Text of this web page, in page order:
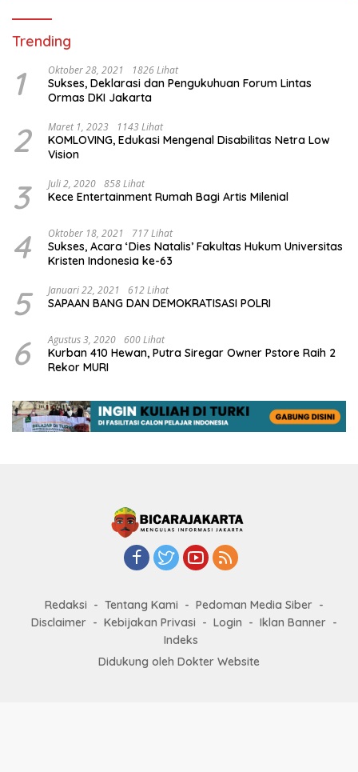
Trending
1 Oktober 28, 2021 1826 Lihat
Sukses, Deklarasi dan Pengukuhuan Forum Lintas
Ormas DKI Jakarta
2 Maret 1, 2023 1143 Lihat
KOMLOVING, Edukasi Mengenal Disabilitas Netra Low
Vision
3 Juli 2, 2020 858 Lihat
Kece Entertainment Rumah Bagi Artis Milenial
4 Oktober 18, 2021 717 Lihat
Sukses, Acara ‘Dies Natalis’ Fakultas Hukum Universitas
Kristen Indonesia ke-63
5 Januari 22, 2021 612 Lihat
SAPAAN BANG DAN DEMOKRATISASI POLRI
6 Agustus 3, 2020 600 Lihat
Kurban 410 Hewan, Putra Siregar Owner Pstore Raih 2
Rekor MURI
Redaksi Tentang Kami
Pedoman Media Siber
Disclaimer
Kebijakan Privasi Login
Iklan Banner
Indeks
Didukung oleh Dokter Website